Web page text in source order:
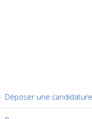
Déposer une candidature